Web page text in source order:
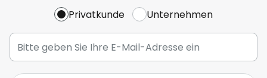
Privatkunde Unternehmen